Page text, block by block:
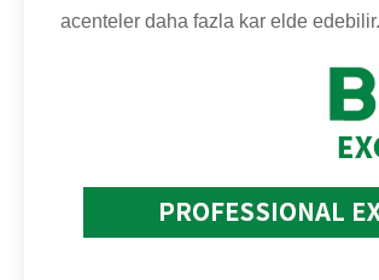
acenteler daha fazla kar elde edebilir.